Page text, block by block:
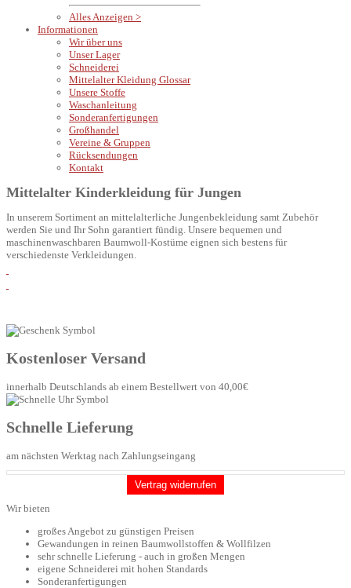
Alles Anzeigen >
Informationen
Wir über uns
Unser Lager
Schneiderei
Mittelalter Kleidung Glossar
Unsere Stoffe
Waschanleitung
Sonderanfertigungen
Großhandel
Vereine & Gruppen
Rücksendungen
Kontakt
Mittelalter Kinderkleidung für Jungen
In unserem Sortiment an mittelalterliche Jungenbekleidung samt Zubehör
werden Sie und Ihr Sohn garantiert fündig. Unsere bequemen und
maschinenwaschbaren Baumwoll-Kostüme eignen sich bestens für
verschiedenste Verkleidungen.
Kostenloser Versand
innerhalb Deutschlands ab einem Bestellwert von 40,00€
Schnelle Lieferung
am nächsten Werktag nach Zahlungseingang
Vertrag widerrufen
Wir bieten
großes Angebot zu günstigen Preisen
Gewandungen in reinen Baumwollstoffen & Wollfilzen
sehr schnelle Lieferung - auch in großen Mengen
eigene Schneiderei mit hohen Standards
Sonderanfertigungen